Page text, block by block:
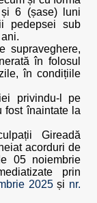
6 (șase) luni
pedepsei sub
supraveghere,
în folosul
în condițiile
privindu-l pe
fost înaintate la
Gireadă
acorduri de
05 noiembrie
prin
2025și nr.